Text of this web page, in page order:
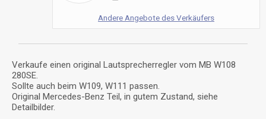
Andere Angebote des Verkäufers
Verkaufe einen original Lautsprecherregler vom MB W108
280SE.
Sollte auch beim W109, W111 passen.
Original Mercedes-Benz Teil, in gutem Zustand, siehe
Detailbilder.